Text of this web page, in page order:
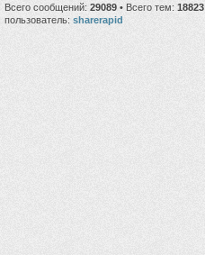
Всего сообщений: 29089 • Всего тем: 18823
пользователь: sharerapid